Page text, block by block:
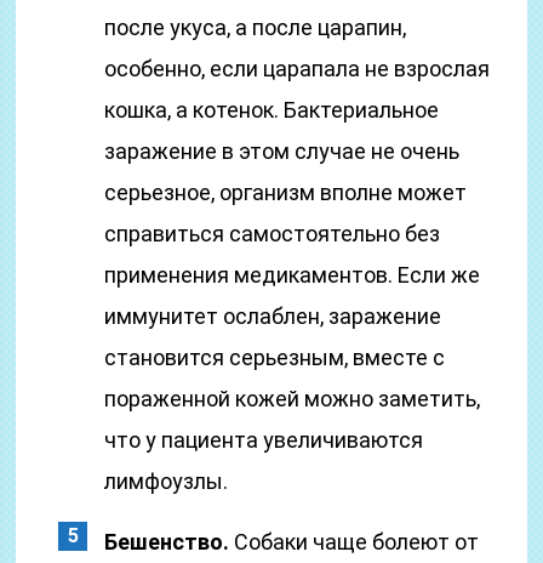
после укуса, а после царапин,
особенно, если царапала не взрослая
кошка, а котенок. Бактериальное
заражение в этом случае не очень
серьезное, организм вполне может
справиться самостоятельно без
применения медикаментов. Если же
иммунитет ослаблен, заражение
становится серьезным, вместе с
пораженной кожей можно заметить,
что у пациента увеличиваются
лимфоузлы.
Бешенство. Собаки чаще болеют от